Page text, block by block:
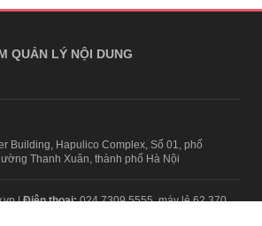
QUẢN LÝ NỘI DUNG
Building, Hapulico Complex, Số 01, phố
Thanh Xuân, thành phố Hà Nội
|Điện thoại:024 7309 5555, máy lẻ 62.370